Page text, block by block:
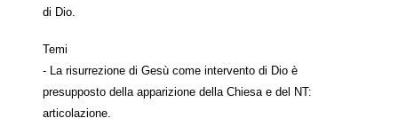
di Dio.
Temi
- La risurrezione di Gesù come intervento di Dio è
presupposto della apparizione della Chiesa e del NT:
articolazione.